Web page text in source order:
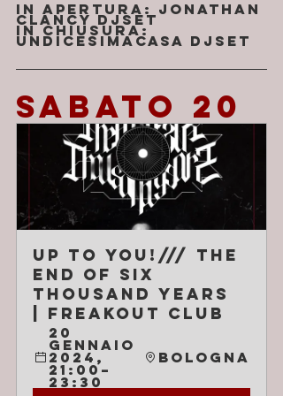
In apertura: Jonathan
Clancy djset
In chiusura:
Undicesimacasa djset
SABATO 20
Up to You!/// The
End of Six
Thousand Years
| Freakout Club
20
gennaio
2024,
21:00–
23:30
Bologna